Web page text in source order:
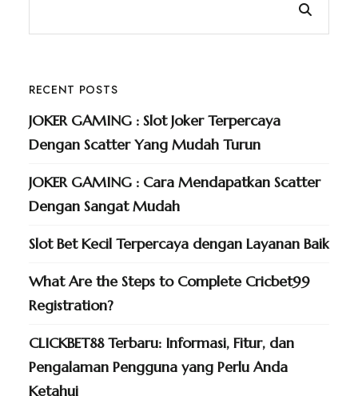
RECENT POSTS
JOKER GAMING : Slot Joker Terpercaya
Dengan Scatter Yang Mudah Turun
JOKER GAMING : Cara Mendapatkan Scatter
Dengan Sangat Mudah
Slot Bet Kecil Terpercaya dengan Layanan Baik
What Are the Steps to Complete Cricbet99
Registration?
CLICKBET88 Terbaru: Informasi, Fitur, dan
Pengalaman Pengguna yang Perlu Anda
Ketahui